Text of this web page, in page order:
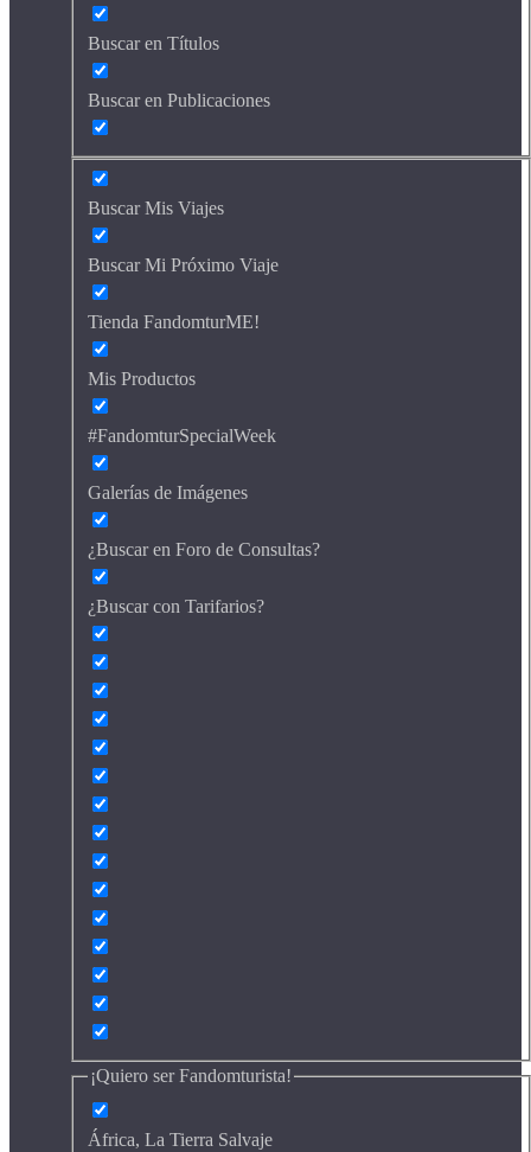
Buscar en Títulos
Buscar en Publicaciones
Buscar Mis Viajes
Buscar Mi Próximo Viaje
Tienda FandomturME!
Mis Productos
#FandomturSpecialWeek
Galerías de Imágenes
¿Buscar en Foro de Consultas?
¿Buscar con Tarifarios?
¡Quiero ser Fandomturista!
África, La Tierra Salvaje